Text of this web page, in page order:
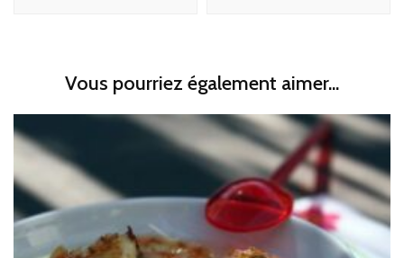
Vous pourriez également aimer...